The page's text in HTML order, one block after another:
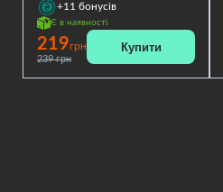
+11 бонусів
Є в наявності
219грн
239 грн
Купити